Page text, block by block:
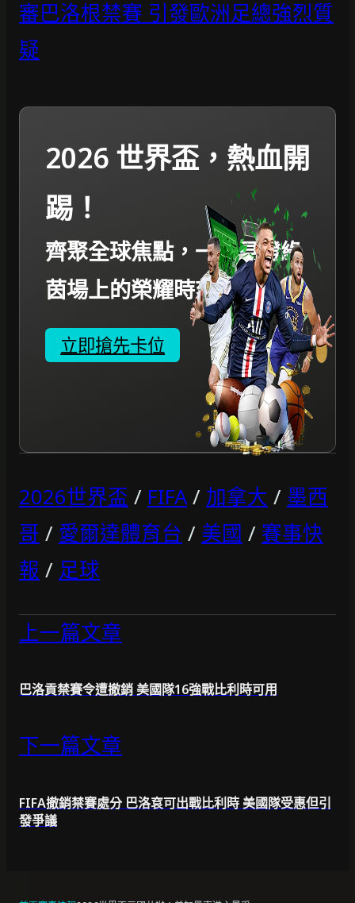
審巴洛根禁賽 引發歐洲足總強烈質
疑
2026 世界盃，熱血開
踢！
齊聚全球焦點，一起見證綠
茵場上的榮耀時刻。
立即搶先卡位
2026世界盃 / FIFA/ 加拿大 / 墨西
哥 / 愛爾達體育台 / 美國 / 賽事快
報 / 足球
上一篇文章
巴洛貢禁賽令遭撤銷 美國隊16強戰比利時可用
下一篇文章
FIFA撤銷禁賽處分 巴洛袞可出戰比利時 美國隊受惠但引
發爭議